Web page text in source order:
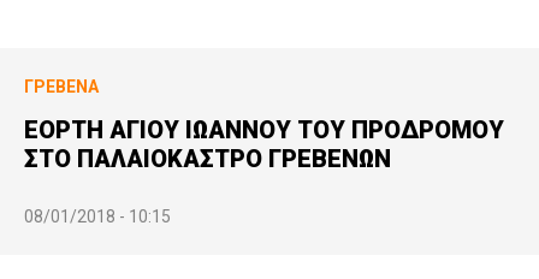
ΓΡΕΒΕΝΆ
ΕΟΡΤΗ ΑΓΙΟΥ ΙΩΑΝΝΟΥ ΤΟΥ ΠΡΟΔΡΟΜΟΥ
ΣΤΟ ΠΑΛΑΙΟΚΑΣΤΡΟ ΓΡΕΒΕΝΩΝ
08/01/2018 - 10:15